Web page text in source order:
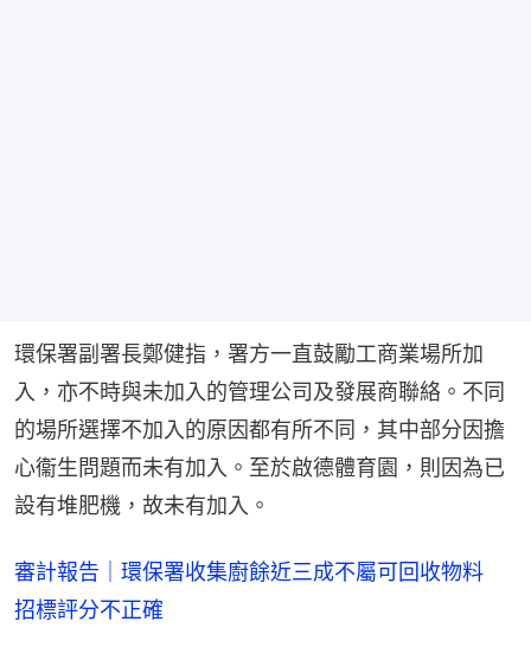
環保署副署長鄭健指，署方一直鼓勵工商業場所加
入，亦不時與未加入的管理公司及發展商聯絡。不同
的場所選擇不加入的原因都有所不同，其中部分因擔
心衞生問題而未有加入。至於啟德體育園，則因為已
設有堆肥機，故未有加入。
審計報告｜環保署收集廚餘近三成不屬可回收物料
招標評分不正確